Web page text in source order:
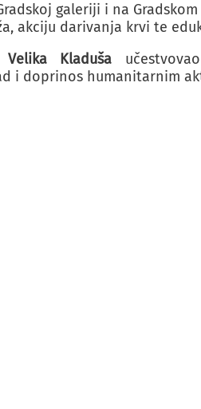
galeriji i na
akciju darivanja krvi te
Kladuša
i doprinos humanitarnim